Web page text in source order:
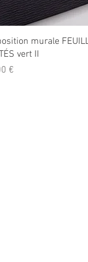
murale
vert II
€